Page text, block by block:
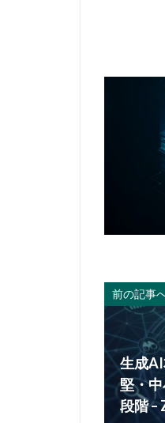
前の記事
生成
堅・
段階 –